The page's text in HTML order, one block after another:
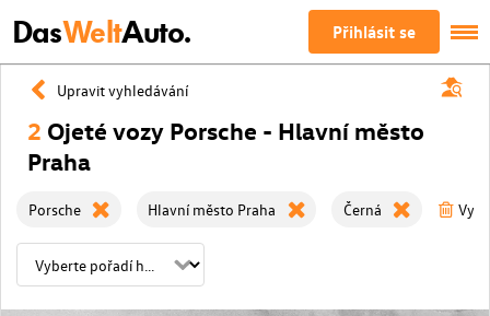
DasWeltAuto. Přihlásit se
Upravit vyhledávání
2 Ojeté vozy Porsche - Hlavní město
Praha
Porsche Hlavní město Praha Černá